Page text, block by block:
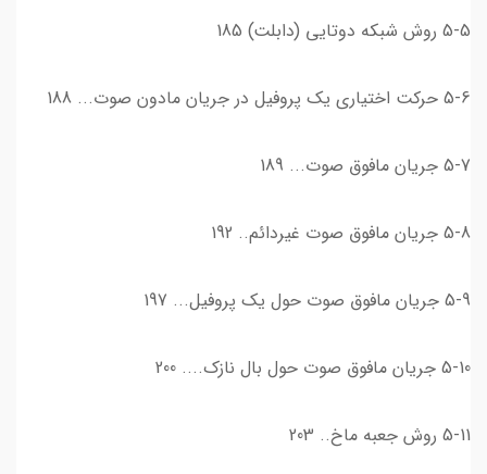
5-5 روش شبكه دوتايي (دابلت) 185
5-6 حركت اختياري يك پروفيل در جريان مادون صوت... 188
5-7 جريان مافوق صوت... 189
5-8 جريان مافوق صوت غيردائم.. 192
5-9 جريان مافوق صوت حول يك پروفيل... 197
5-10 جریان مافوق صوت حول بال نازک.... 200
5-11 روش جعبه ماخ.. 203